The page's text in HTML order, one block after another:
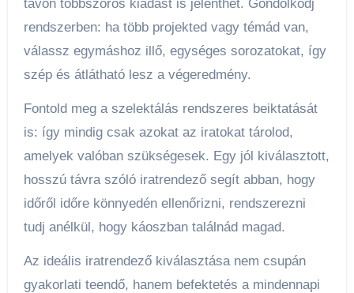
távon többszörös kiadást is jelenthet. Gondolkodj
rendszerben: ha több projekted vagy témád van,
válassz egymáshoz illő, egységes sorozatokat, így
szép és átlátható lesz a végeredmény.
Fontold meg a szelektálás rendszeres beiktatását
is: így mindig csak azokat az iratokat tárolod,
amelyek valóban szükségesek. Egy jól kiválasztott,
hosszú távra szóló iratrendező segít abban, hogy
időről időre könnyedén ellenőrizni, rendszerezni
tudj anélkül, hogy káoszban találnád magad.
Az ideális iratrendező kiválasztása nem csupán
gyakorlati teendő, hanem befektetés a mindennapi